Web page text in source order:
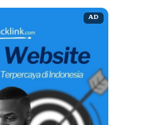
AD